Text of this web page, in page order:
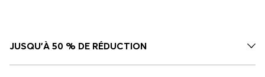
JUSQU'À 50 % DE RÉDUCTION